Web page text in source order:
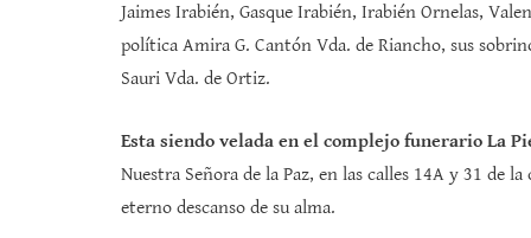
Jaimes Irabién, Gasque Irabién, Irabién Ornelas,
política Amira G. Cantón Vda. de Riancho, sus
Sauri Vda. de Ortiz.
Esta siendo velada en el complejo funerario La
Nuestra Señora de la Paz, en las calles 14A y 31 de
eterno descanso de su alma.